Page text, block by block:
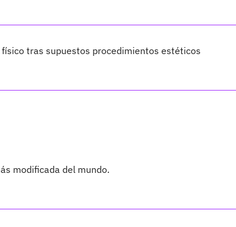
tras supuestos procedimientos estéticos
modificada del mundo.